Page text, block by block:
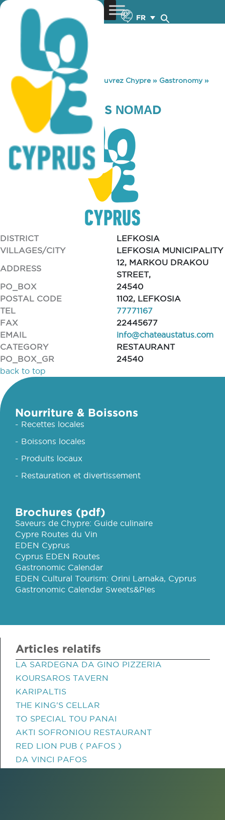
FR
You are here: Home »Découvrez Chypre» Gastronomy»
CHATEAU STATUS ΝΟΜΑD
CHATEAU STATUS ΝΟΜΑD
DISTRICT
LEFKOSIA
VILLAGES/CITY
LEFKOSIA MUNICIPALITY
ADDRESS
12, MARKOU DRAKOU
STREET,
PO_BOX
24540
POSTAL CODE
1102, LEFKOSIA
TEL
77771167
FAX
22445677
EMAIL
info@chateaustatus.com
CATEGORY
RESTAURANT
PO_BOX_GR
24540
back to top
Nourriture & Boissons
- Recettes locales
- Boissons locales
- Produits locaux
- Restauration et divertissement
Brochures (pdf)
Saveurs de Chypre: Guide culinaire
Cypre Routes du Vin
EDEN Cyprus
Cyprus EDEN Routes
Gastronomic Calendar
EDEN Cultural Tourism: Orini Larnaka, Cyprus
Gastronomic Calendar Sweets&Pies
Articles relatifs
LA SARDEGNA DA GINO PIZZERIA
KOURSAROS TAVERN
KARIPALTIS
THE KING'S CELLAR
TO SPECIAL TOU PANAI
AKTI SOFRONIOU RESTAURANT
RED LION PUB ( PAFOS )
DA VINCI PAFOS